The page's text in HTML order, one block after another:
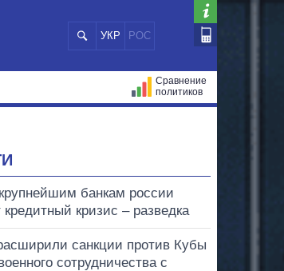
УКР РОС
Сравнение
политиков
банкам россии
кредитный кризис – разведка
санкции против Кубы
сотрудничества с